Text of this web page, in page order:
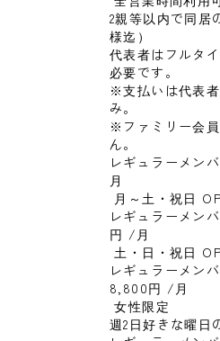
2親等以内で同居
様迄）
代表者はフルタ
必要です。
※支払いは代表
み。
※ファミリー会
ん。
レギュラーメン
月
月～土・祝日
レギュラーメン
円 /月
土・日・祝日
レギュラーメン
8,800円 /月
女性限定
週2日好きな曜日